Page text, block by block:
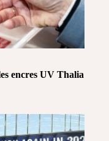
encres UV Thalia